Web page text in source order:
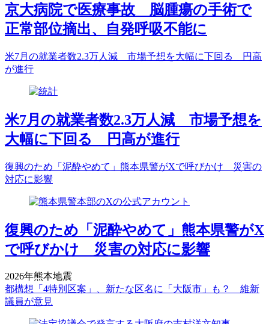
京大病院で医療事故 脳腫瘍の手術で
正常部位摘出、自発呼吸不能に
米7月の就業者数2.3万人減 市場予想を大幅に下回る 円高
が進行
米7月の就業者数2.3万人減 市場予想を
大幅に下回る 円高が進行
復興のため「泥酔やめて」熊本県警がXで呼びかけ 災害の
対応に影響
復興のため「泥酔やめて」熊本県警がX
で呼びかけ 災害の対応に影響
2026年熊本地震
都構想「4特別区案」、新たな区名に「大阪市」も？ 維新
議員が意見